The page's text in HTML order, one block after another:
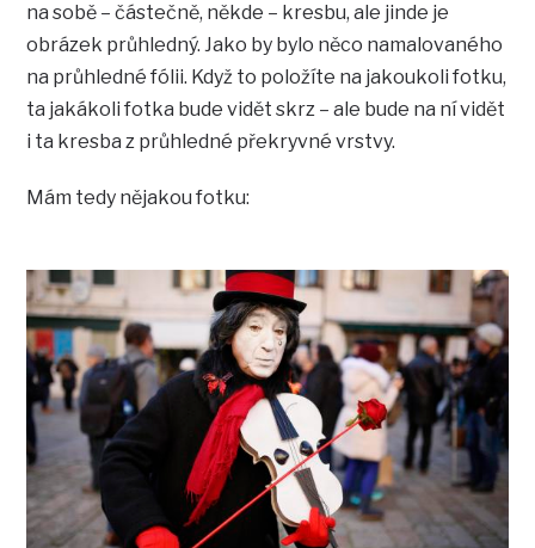
na sobě – částečně, někde – kresbu, ale jinde je
obrázek průhledný. Jako by bylo něco namalovaného
na průhledné fólii. Když to položíte na jakoukoli fotku,
ta jakákoli fotka bude vidět skrz – ale bude na ní vidět
i ta kresba z průhledné překryvné vrstvy.
Mám tedy nějakou fotku: